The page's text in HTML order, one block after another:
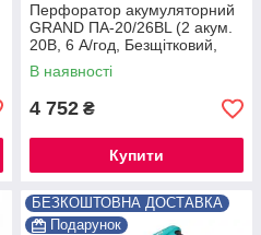
Перфоратор акумуляторний
GRAND ПА-20/26BL (2 акум.
20В, 6 А/год, Безщітковий,
ЧЕХІЯ)
В наявності
4 752 ₴
Купити
БЕЗКОШТОВНА ДОСТАВКА
Подарунок